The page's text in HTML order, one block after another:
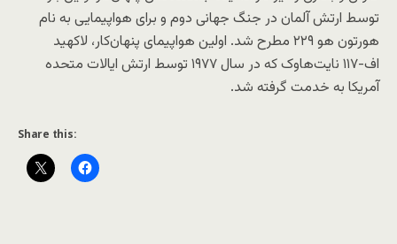
توسط ارتش آلمان در جنگ جهانی دوم و برای هواپیمایی به نام
هورتون هو ۲۲۹ مطرح شد. اولین هواپیمای پنهان‌کار، لاکهید
اف-۱۱۷ نایت‌هاوک که در سال ۱۹۷۷ توسط ارتش ایالات متحده
آمریکا به خدمت گرفته شد.
Share this: